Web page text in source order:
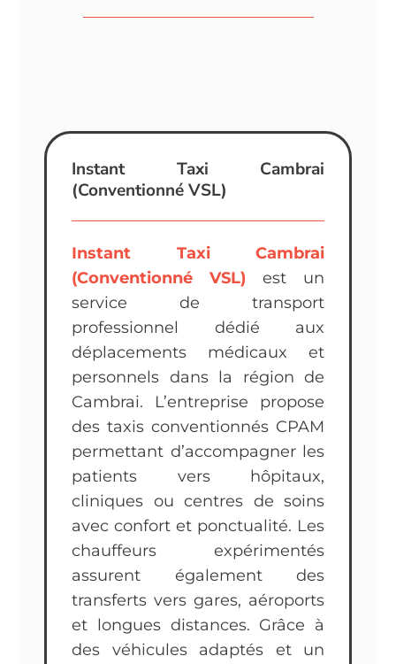
Instant Taxi Cambrai
(Conventionné VSL)
Instant Taxi Cambrai
(Conventionné VSL) est un
service de transport
professionnel dédié aux
déplacements médicaux et
personnels dans la région de
Cambrai. L’entreprise propose
des taxis conventionnés CPAM
permettant d’accompagner les
patients vers hôpitaux,
cliniques ou centres de soins
avec confort et ponctualité. Les
chauffeurs expérimentés
assurent également des
transferts vers gares, aéroports
et longues distances. Grâce à
des véhicules adaptés et un